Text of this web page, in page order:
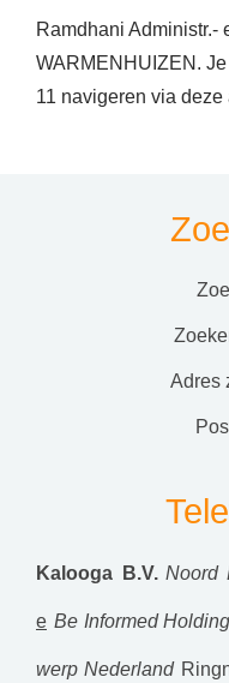
Ramdhani Administr.-
WARMENHUIZEN.
11 navigeren via
Kalooga B.V. Noord
e Be Informed
werp Nederland